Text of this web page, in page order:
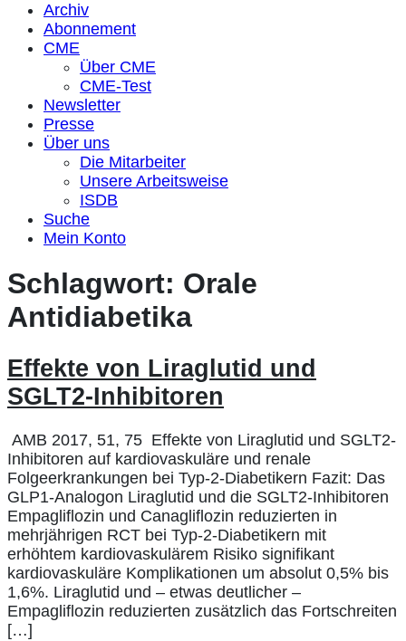
Archiv
Abonnement
CME
Über CME
CME-Test
Newsletter
Presse
Über uns
Die Mitarbeiter
Unsere Arbeitsweise
ISDB
Suche
Mein Konto
Schlagwort: Orale
Antidiabetika
Effekte von Liraglutid und
SGLT2-Inhibitoren
AMB 2017, 51, 75 Effekte von Liraglutid und SGLT2-
Inhibitoren auf kardiovaskuläre und renale
Folgeerkrankungen bei Typ-2-Diabetikern Fazit: Das
GLP1-Analogon Liraglutid und die SGLT2-Inhibitoren
Empagliflozin und Canagliflozin reduzierten in
mehrjährigen RCT bei Typ-2-Diabetikern mit
erhöhtem kardiovaskulärem Risiko signifikant
kardiovaskuläre Komplikationen um absolut 0,5% bis
1,6%. Liraglutid und – etwas deutlicher –
Empagliflozin reduzierten zusätzlich das Fortschreiten
[…]